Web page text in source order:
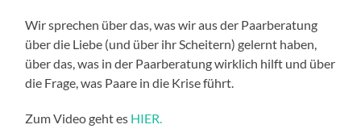
Wir sprechen über das, was wir aus der Paarberatung
über die Liebe (und über ihr Scheitern) gelernt haben,
über das, was in der Paarberatung wirklich hilft und über
die Frage, was Paare in die Krise führt.
Zum Video geht es HIER.